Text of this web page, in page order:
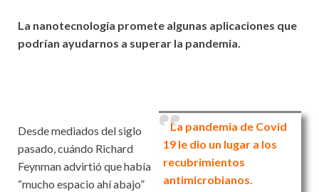
La nanotecnología promete algunas aplicaciones que
podrían ayudarnos a superar la pandemia.
La pandemia de Covid
19 le dio un lugar a los
recubrimientos
antimicrobianos.
Desde mediados del siglo
pasado, cuándo Richard
Feynman advirtió que había
“mucho espacio ahí abajo”